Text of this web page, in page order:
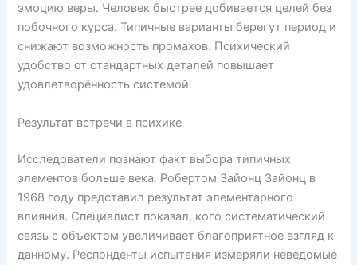
эмоцию веры. Человек быстрее добивается целей без
побочного курса. Типичные варианты берегут период и
снижают возможность промахов. Психический
удобство от стандартных деталей повышает
удовлетворённость системой.
Результат встречи в психике
Исследователи познают факт выбора типичных
элементов больше века. Робертом Зайонц Зайонц в
1968 году представил результат элементарного
влияния. Специалист показал, кого систематический
связь с объектом увеличивает благоприятное взгляд к
данному. Респонденты испытания измеряли неведомые